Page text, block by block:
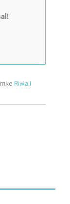
Riwall